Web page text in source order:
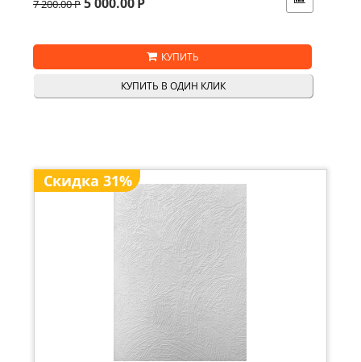
7 200.00Р
КУПИТЬ
КУПИТЬ В ОДИН КЛИК
Скидка 31%